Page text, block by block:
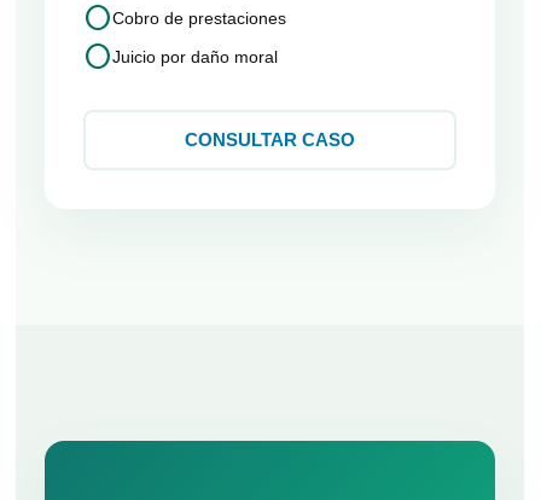
circleCobro de prestaciones
circleJuicio por daño moral
CONSULTAR CASO